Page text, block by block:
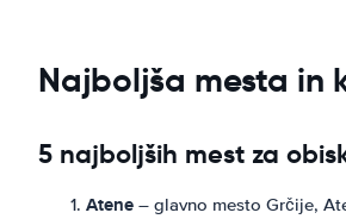
Najboljša mesta in
5 najboljših mest za
Atene – glavno mesto Grčije,